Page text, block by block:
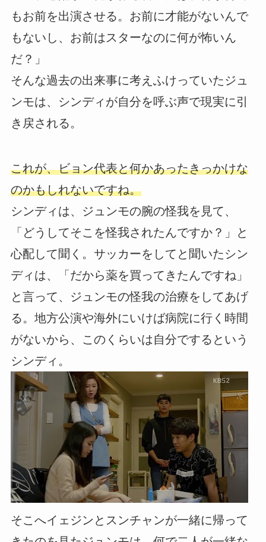
もお前を出演させる。お前に才能がないんで
もないし、お前はスターなのに何が怖いん
だ？」
そんな過去の出来事に考えふけっていたジュ
ンモは、シンディが自分を呼ぶ声で現実に引
き戻される。
これが、ビョン代表と何かあったきっかけな
のかもしれないですね。
シンディは、ジュンモの腕の怪我を見て、
「どうしてそこを怪我されたんですか？」と
心配して聞く。サッカーをしてと聞いたシン
ディは、「だから薬を買ってきたんですね」
と言って、ジュンモの怪我の治療をしてあげ
る。地方公演や海外にいけば病院に行く時間
がないから、このくらいは自分でするという
シンディ。
そこへイェジンとスンチャンが一緒に帰って